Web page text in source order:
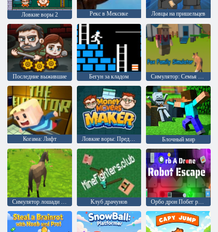
Ловкие воры 2 Рекс в Мексике Ловцы на пришельцев
Последние выжившие Бегун за кладом Симулятор: Семья лисицы
Когама: Лифт Ловкие воры: Предприниматели Блочный мир
Клуб драчунов